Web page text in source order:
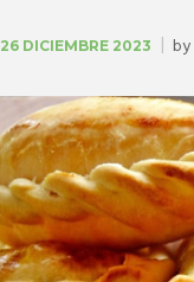
26 DICIEMBRE 2023 by